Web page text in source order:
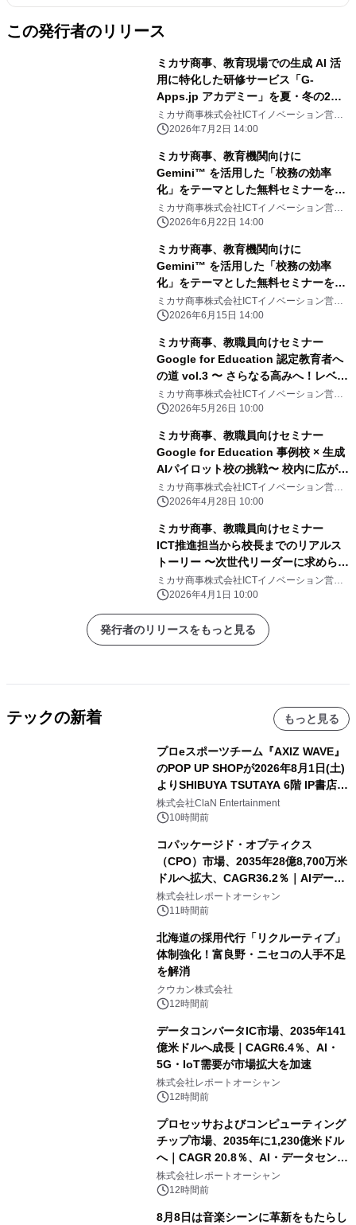
この発行者のリリース
ミカサ商事、教育現場での生成 AI 活
用に特化した研修サービス「G-
Apps.jp アカデミー」を夏・冬の2シ
ーズンで開催。校務に直結するスキル
を短期間で修得可能。
ミカサ商事株式会社ICTイノベーション営業
部 2026年7月2日 14:00
ミカサ商事、教育機関向けに
Gemini™ を活用した「校務の効率
化」をテーマとした無料セミナーを全
国3都市で開催。ケーススタディやワ
ークショップを通して1日で習得。
ミカサ商事株式会社ICTイノベーション営業
部 2026年6月22日 14:00
ミカサ商事、教育機関向けに
Gemini™ を活用した「校務の効率
化」をテーマとした無料セミナーを全
国3都市で開催。ケーススタディやワ
ークショップを通して1日で習得。
ミカサ商事株式会社ICTイノベーション営業
部 2026年6月15日 14:00
ミカサ商事、教職員向けセミナー
Google for Education 認定教育者へ
の道 vol.3 〜 さらなる高みへ！レベル
2実践テクニック 〜6月27日（土）開
催
ミカサ商事株式会社ICTイノベーション営業
部 2026年5月26日 10:00
ミカサ商事、教職員向けセミナー
Google for Education 事例校 × 生成
AIパイロット校の挑戦〜 校内に広がる
AI活用の全貌 〜 5月23日（土）開催
ミカサ商事株式会社ICTイノベーション営業
部 2026年4月28日 10:00
ミカサ商事、教職員向けセミナー
ICT推進担当から校長までのリアルス
トーリー 〜次世代リーダーに求められ
る視点とは 〜 4月18日（土）開催
ミカサ商事株式会社ICTイノベーション営業
部 2026年4月1日 10:00
発行者のリリースをもっと見る
テックの新着 もっと見る
プロeスポーツチーム『AXIZ WAVE』
のPOP UP SHOPが2026年8月1日(土)
よりSHIBUYA TSUTAYA 6階 IP書店で
開催決定！！
株式会社ClaN Entertainment
10時間前
コパッケージド・オプティクス
（CPO）市場、2035年28億8,700万米
ドルへ拡大、CAGR36.2％｜AIデータ
センター・高速光通信需要が成長を加
速
株式会社レポートオーシャン
11時間前
北海道の採用代行「リクルーティブ」
体制強化！富良野・ニセコの人手不足
を解消
クウカン株式会社
12時間前
データコンバータIC市場、2035年141
億米ドルへ成長｜CAGR6.4％、AI・
5G・IoT需要が市場拡大を加速
株式会社レポートオーシャン
12時間前
プロセッサおよびコンピューティング
チップ市場、2035年に1,230億米ドル
へ｜CAGR 20.8％、AI・データセンタ
ー需要が成長を牽引
株式会社レポートオーシャン
12時間前
8月8日は音楽シーンに革新をもたらし